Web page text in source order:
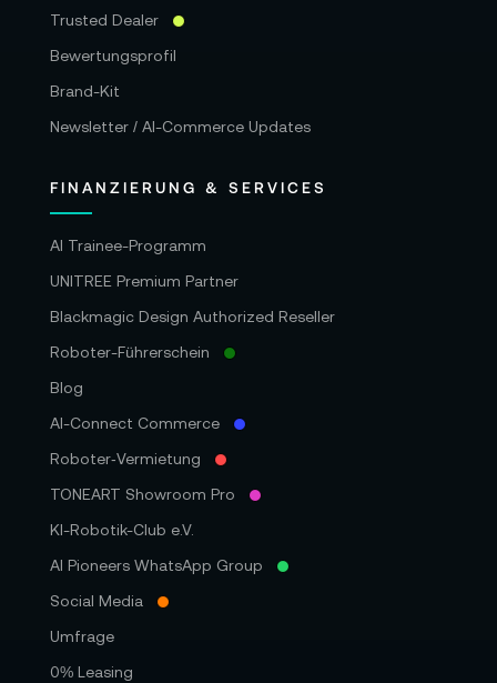
Trusted Dealer
Bewertungsprofil
Brand-Kit
Newsletter / AI-Commerce Updates
FINANZIERUNG & SERVICES
AI Trainee-Programm
UNITREE Premium Partner
Blackmagic Design Authorized Reseller
Roboter-Führerschein
Blog
AI-Connect Commerce
Roboter‑Vermietung
TONEART Showroom Pro
KI-Robotik-Club e.V.
AI Pioneers WhatsApp Group
Social Media
Umfrage
0% Leasing